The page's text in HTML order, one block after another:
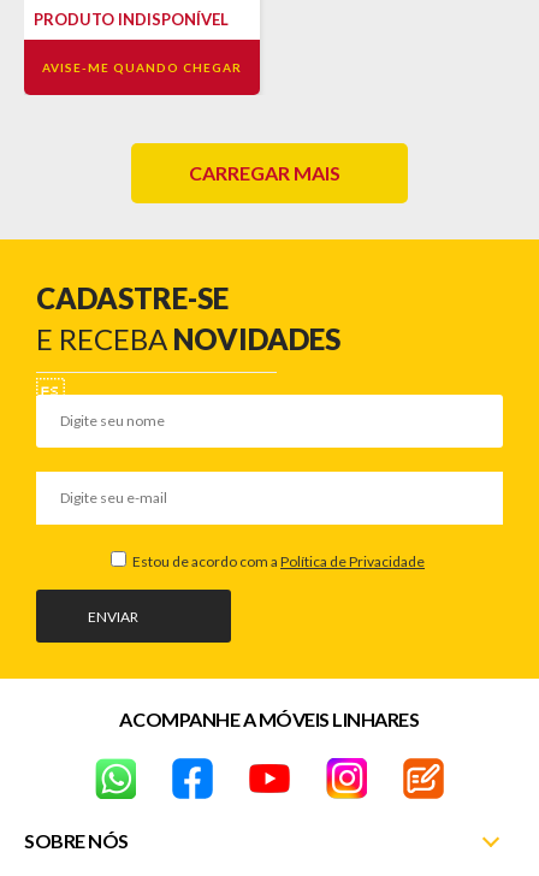
PRODUTO INDISPONÍVEL
AVISE-ME QUANDO CHEGAR
CARREGAR MAIS
CADASTRE-SE
E RECEBA NOVIDADES
ENVIAR
Estou de acordo com a Política de Privacidade
SOBRE NÓS
ACOMPANHE A MÓVEIS LINHARES